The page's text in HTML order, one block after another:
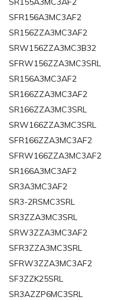
SFR156A3MC3AF2
SR156ZZA3MC3AF2
SRW156ZZA3MC3B32
SFRW156ZZA3MC3SRL
SR156A3MC3AF2
SR166ZZA3MC3AF2
SR166ZZA3MC3SRL
SRW166ZZA3MC3SRL
SFR166ZZA3MC3AF2
SFRW166ZZA3MC3AF2
SR166A3MC3AF2
SR3A3MC3AF2
SR3-2RSMC3SRL
SR3ZZA3MC3SRL
SRW3ZZA3MC3AF2
SFR3ZZA3MC3SRL
SFRW3ZZA3MC3AF2
SF3ZZK25SRL
SR3AZZP6MC3SRL